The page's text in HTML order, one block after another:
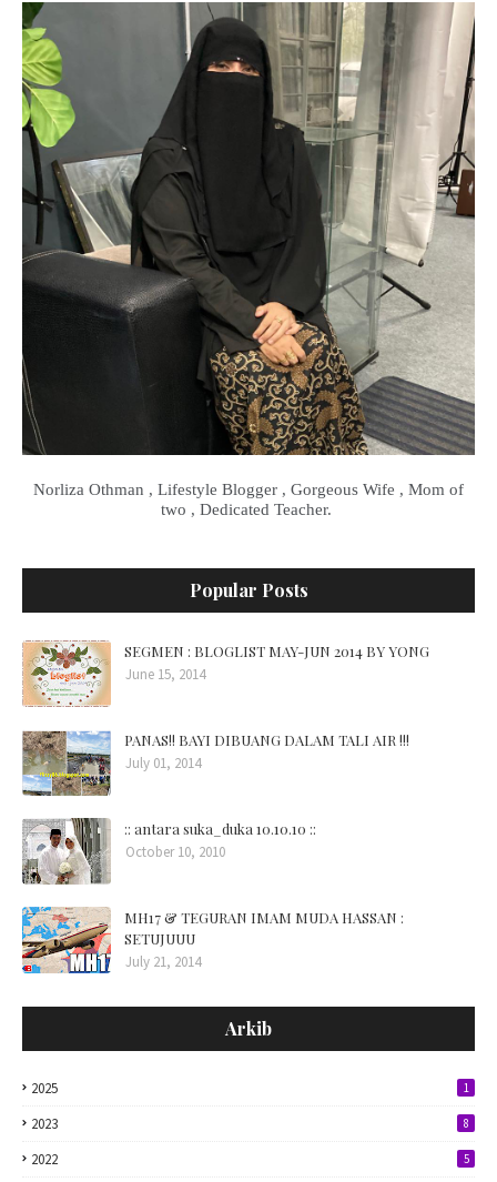
Norliza Othman , Lifestyle Blogger , Gorgeous Wife , Mom of
two , Dedicated Teacher.
Popular Posts
SEGMEN : BLOGLIST MAY-JUN 2014 BY YONG
June 15, 2014
PANAS!! BAYI DIBUANG DALAM TALI AIR !!!
July 01, 2014
:: antara suka_duka 10.10.10 ::
October 10, 2010
MH17 & TEGURAN IMAM MUDA HASSAN :
SETUJUUU
July 21, 2014
Arkib
2025 1
2023 8
2022 5